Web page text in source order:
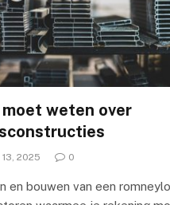
weten over
2025 0
en bouwen van een